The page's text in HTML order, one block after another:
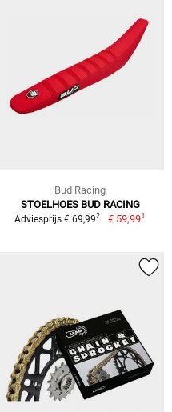
Bud Racing
STOELHOES BUD RACING
Adviesprijs € 69,992 € 59,991